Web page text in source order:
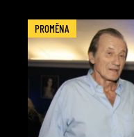
PROMĚNA